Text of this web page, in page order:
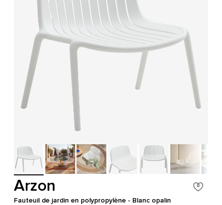
Arzon
Fauteuil de jardin en polypropylène - Blanc opalin